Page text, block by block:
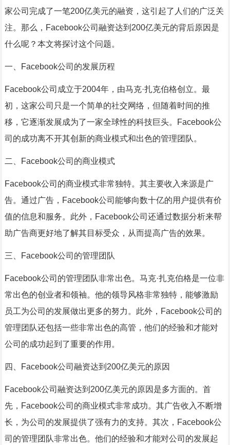
家公司完成了一笔200亿美元的融资，这引起了人们的广泛关
注。那么，Facebook公司融资达到200亿美元的背后原因是
什么呢？本文将探讨这个问题。
一、Facebook公司的发展历程
Facebook公司成立于2004年，由马克·扎克伯格创立。最
初，这家公司只是一个简单的社交网络，但随着时间的推
移，它逐渐发展成为了一家全球性的科技巨头。Facebook公
司的成功离不开其创新的商业模式和出色的管理团队。
二、Facebook公司的商业模式
Facebook公司的商业模式非常独特。其主要收入来源是广
告。通过广告，Facebook公司能够向数十亿的用户提供有价
值的信息和服务。此外，Facebook公司还通过数据分析来帮
助广告商更好地了解其目标受众，从而提高广告的效果。
三、Facebook公司的管理团队
Facebook公司的管理团队非常出色。马克·扎克伯格是一位非
常出色的创业者和领袖。他的领导风格非常独特，能够激励
员工为公司的发展做出更多的努力。此外，Facebook公司的
管理团队还包括一些非常出色的高管，他们的经验和才能对
公司的成功起到了重要的作用。
四、Facebook公司融资达到200亿美元的原因
Facebook公司融资达到200亿美元的原因是多方面的。首
先，Facebook公司的商业模式非常成功。其广告收入不断增
长，为公司的发展提供了强有力的支持。其次，Facebook公
司的管理团队非常出色。他们的经验和才能对公司的发展起